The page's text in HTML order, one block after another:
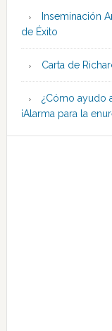
Inseminación
de Éxito
Carta de
¿Cómo ayudo
¡Alarma para la